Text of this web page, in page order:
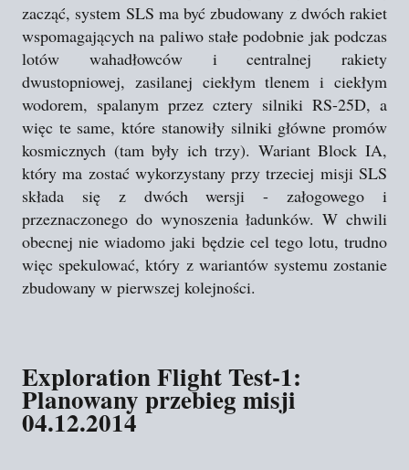
zacząć, system SLS ma być zbudowany z dwóch rakiet
wspomagających na paliwo stałe podobnie jak podczas
lotów wahadłowców i centralnej rakiety
dwustopniowej, zasilanej ciekłym tlenem i ciekłym
wodorem, spalanym przez cztery silniki RS-25D, a
więc te same, które stanowiły silniki główne promów
kosmicznych (tam były ich trzy). Wariant Block IA,
który ma zostać wykorzystany przy trzeciej misji SLS
składa się z dwóch wersji - załogowego i
przeznaczonego do wynoszenia ładunków. W chwili
obecnej nie wiadomo jaki będzie cel tego lotu, trudno
więc spekulować, który z wariantów systemu zostanie
zbudowany w pierwszej kolejności.
Exploration Flight Test-1:
Planowany przebieg misji
04.12.2014